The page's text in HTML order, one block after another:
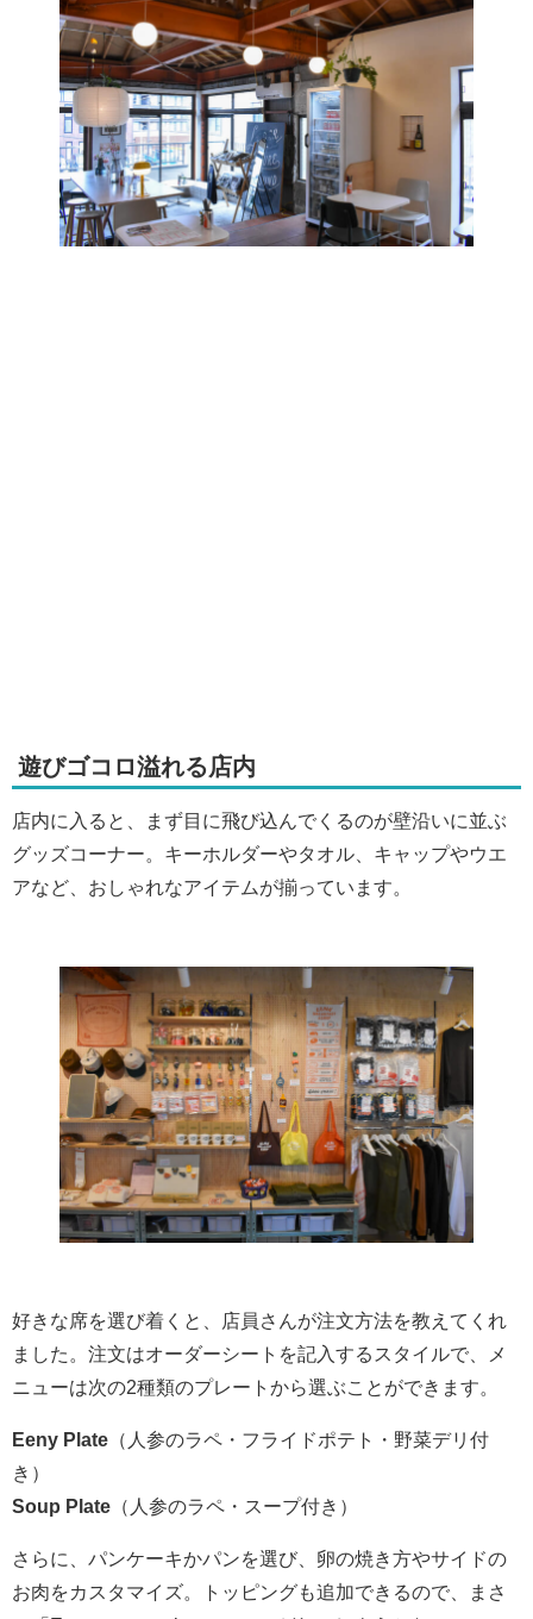
遊びゴコロ溢れる店内
店内に入ると、まず目に飛び込んでくるのが壁沿いに並ぶ
グッズコーナー。キーホルダーやタオル、キャップやウエ
アなど、おしゃれなアイテムが揃っています。
好きな席を選び着くと、店員さんが注文方法を教えてくれ
ました。注文はオーダーシートを記入するスタイルで、メ
ニューは次の2種類のプレートから選ぶことができます。
Eeny Plate （人参のラペ・フライドポテト・野菜デリ付
き）
Soup Plate （人参のラペ・スープ付き）
さらに、パンケーキかパンを選び、卵の焼き方やサイドの
お肉をカスタマイズ。トッピングも追加できるので、まさ